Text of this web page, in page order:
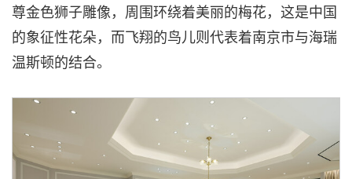
尊金色狮子雕像，周围环绕着美丽的梅花，这是中国
的象征性花朵，而飞翔的鸟儿则代表着南京市与海瑞
温斯顿的结合。